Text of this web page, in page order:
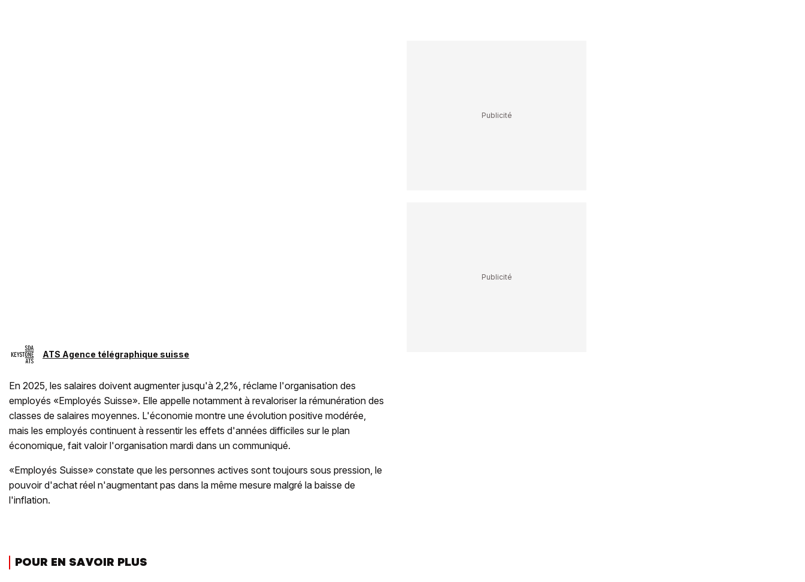
ATS Agence télégraphique suisse
En 2025, les salaires doivent augmenter jusqu'à 2,2%, réclame l'organisation des
employés «Employés Suisse». Elle appelle notamment à revaloriser la rémunération des
classes de salaires moyennes. L'économie montre une évolution positive modérée,
mais les employés continuent à ressentir les effets d'années difficiles sur le plan
économique, fait valoir l'organisation mardi dans un communiqué.
«Employés Suisse» constate que les personnes actives sont toujours sous pression, le
pouvoir d'achat réel n'augmentant pas dans la même mesure malgré la baisse de
l'inflation.
POUR EN SAVOIR PLUS